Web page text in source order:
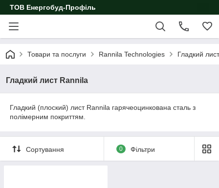
ТОВ Енергобуд-Профіль
Товари та послуги Rannila Technologies Гладкий
Гладкий лист Rannila
Гладкий (плоский) лист Rannila гарячеоцинкована сталь з
полімерним покриттям.
Сортування 0 Фільтри